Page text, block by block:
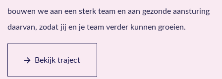
bouwen we aan een sterk team en aan gezonde aansturing
daarvan, zodat jij en je team verder kunnen groeien.
Bekijk traject